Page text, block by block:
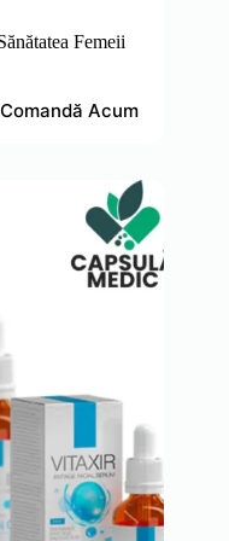
Femeii
Comandă Acum